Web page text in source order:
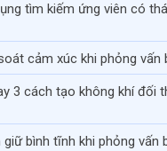
tìm kiếm ứng viên có
cảm xúc khi phỏng vấn
3 cách tạo không khí đối
giữ bình tĩnh khi phỏng vấn